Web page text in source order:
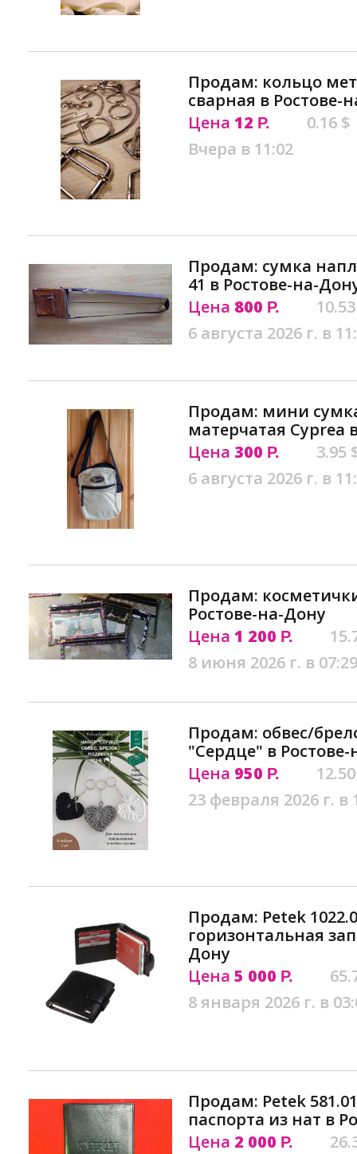
Продам: кольцо
сварная в Ростове-
Цена 12 Р.
0.16 $
Вчера в 11:02
Продам: сумка
41 в Ростове-на-
Цена 800 Р.
6 августа 2026 г. в
Продам: мини
матерчатая Cyprea
Цена 300 Р.
3.95
6 августа 2026 г. в
Продам:
Ростове-на-Дону
Цена 1 200 Р.
8 июня 2026 г. в 07:29
Продам: обвес/
"Сердце" в
Цена 950 Р.
23 февраля 2026 г. в
Продам: Petek
горизонтальная
Дону
Цена 5 000 Р.
8 января 2026 г. в
Продам: Petek
паспорта из нат в
Цена 2 000 Р.